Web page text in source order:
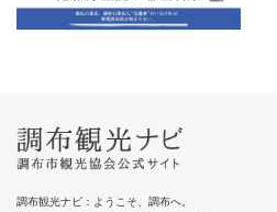
調布観光ナビ：ようこそ、調布へ。